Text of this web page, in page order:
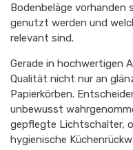
Bodenbeläge vorhanden
genutzt werden und
relevant sind.
Gerade in hochwertigen
Qualität nicht nur an
Papierkörben.
unbewusst
gepflegte Lichtschalter,
hygienische